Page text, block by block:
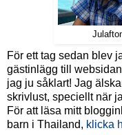
För ett tag sedan blev
gästinlägg till websidan
jag ju såklart! Jag
skrivlust, speciellt när
För att läsa mitt
barn i Thailand, klicka